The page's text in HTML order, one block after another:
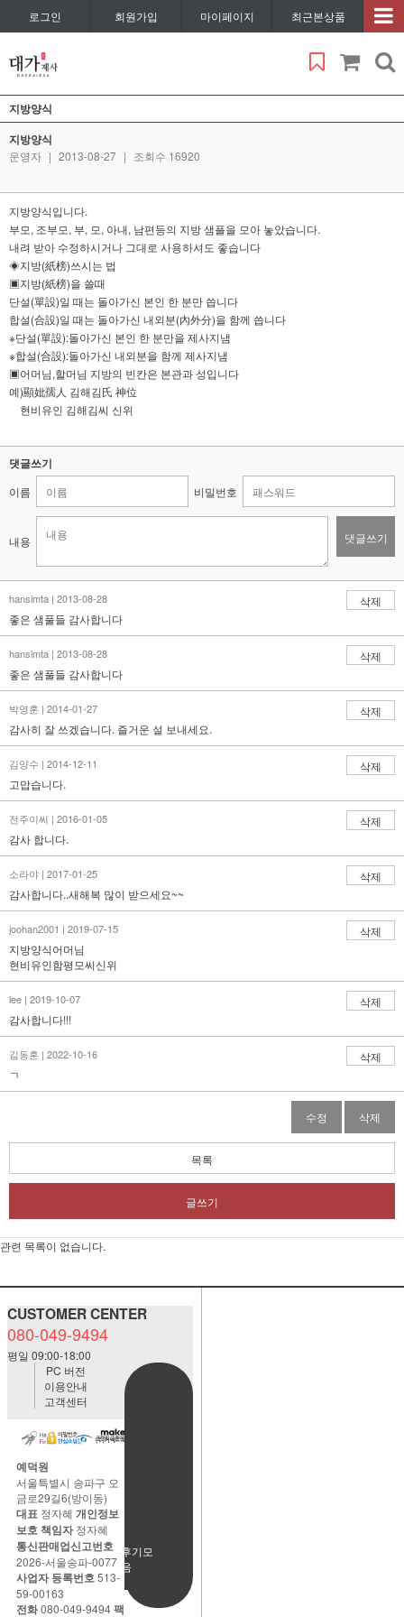
로그인 회원가입 마이페이지 최근본상품
지방양식
지방양식
운영자 | 2013-08-27 | 조회수 16920
지방양식입니다.
부모, 조부모, 부, 모, 아내, 남편등의 지방 샘플을 모아 놓았습니다.
내려 받아 수정하시거나 그대로 사용하셔도 좋습니다
◈지방(紙榜)쓰시는 법
▣지방(紙榜)을 쓸때
단설(單設)일 때는 돌아가신 본인 한 분만 씁니다
합설(合設)일 때는 돌아가신 내외분(內外分)을 함께 씁니다
※단설(單設):돌아가신 본인 한 분만을 제사지냄
※합설(合設):돌아가신 내외분을 함께 제사지냄
▣어머님,할머님 지방의 빈칸은 본관과 성입니다
예)顯妣孺人 김해김氏 神位
현비유인 김해김씨 신위
댓글쓰기
이름 비밀번호
내용 댓글쓰기
hansimta | 2013-08-28
삭제
좋은 샘풀들 감사합니다
hansimta | 2013-08-28
삭제
좋은 샘풀들 감사합니다
박영훈 | 2014-01-27
삭제
감사히 잘 쓰겠습니다. 즐거운 설 보내세요.
김양수 | 2014-12-11
삭제
고맙습니다.
전주이씨 | 2016-01-05
삭제
감사 합니다.
소라야 | 2017-01-25
삭제
감사합니다..새해복 많이 받으세요~~
joohan2001 | 2019-07-15
삭제
지방양식어머님
현비유인함평모씨신위
lee | 2019-10-07
삭제
감사합니다!!!
김동훈 | 2022-10-16
삭제
ㄱ
수정 삭제
목록
글쓰기
관련 목록이 없습니다.
CUSTOMER CENTER
080-049-9494
평일 09:00-18:00
사용후기모
음
PC 버전
이용안내
고객센터
예덕원
서울특별시 송파구 오
금로29길6(방이동)
대표 정자혜 개인정보
보호 책임자정자혜
통신판매업신고번호
2026-서울송파-0077
사업자 등록번호513-
59-00163
전화080-049-9494팩